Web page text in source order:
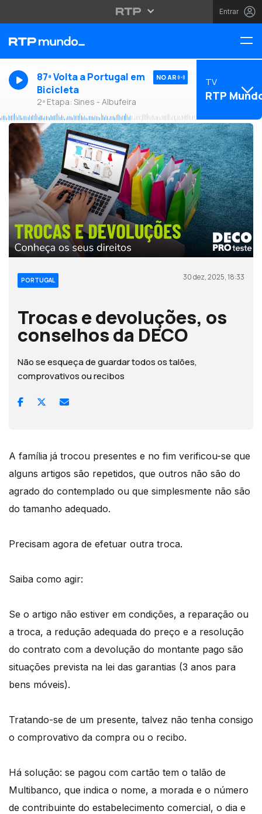
Entrar
87ª Volta a Portugal em
Bicicleta
2ª Etapa: Sines - Albufeira
NO AR TV
RTP
PORTUGAL 30 dez, 2025, 18:33
Trocas e devoluções, os
conselhos da DECO
Não se esqueça de guardar todos os talões,
comprovativos ou recibos
A família já trocou presentes e no fim verificou-se que
alguns artigos são repetidos, que outros não são do
agrado do contemplado ou que simplesmente não são
do tamanho adequado.
Precisam agora de efetuar outra troca.
Saiba como agir:
Se o artigo não estiver em condições, a reparação ou
a troca, a redução adequada do preço e a resolução
do contrato com a devolução do montante pago são
situações prevista na lei das garantias (3 anos para
bens móveis).
Tratando-se de um presente, talvez não tenha consigo
o comprovativo da compra ou o recibo.
Há solução: se pagou com cartão tem o talão de
Multibanco, que indica o nome, a morada e o número
de contribuinte do estabelecimento comercial, o dia e